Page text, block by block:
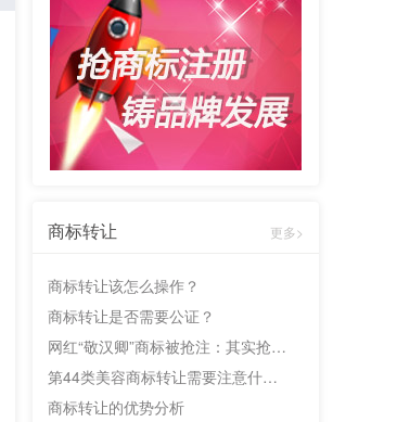
商标转让 更多>
商标转让该怎么操作？
商标转让是否需要公证？
网红“敬汉卿”商标被抢注：其实抢注并没那么可怕
第44类美容商标转让需要注意什么问题?
商标转让的优势分析